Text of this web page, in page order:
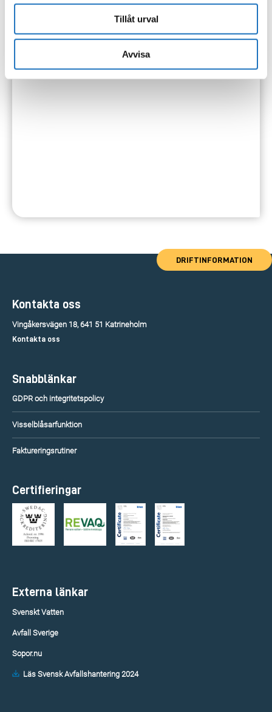
Tillåt urval
Avvisa
DRIFTINFORMATION
Kontakta oss
Vingåkersvägen 18, 641 51 Katrineholm
Kontakta oss
Snabblänkar
GDPR och integritetspolicy
Visselblåsarfunktion
Faktureringsrutiner
Certifieringar
Externa länkar
Svenskt Vatten
Avfall Sverige
Sopor.nu
Läs Svensk Avfallshantering 2024